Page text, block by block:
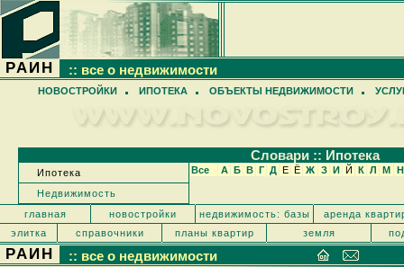
РАИН :: все о недвижимости
НОВОСТРОЙКИ ИПОТЕКА ОБЪЕКТЫ НЕДВИЖИМОСТИ
Cловари :: Ипотека
Ипотека
Недвижимость
Все А Б В Г Д Е Ё Ж З И Й К Л М Н
главная новостройки недвижимость: базы
аренда
элитка
справочники планы квартир земля
РАИН :: все о недвижимости